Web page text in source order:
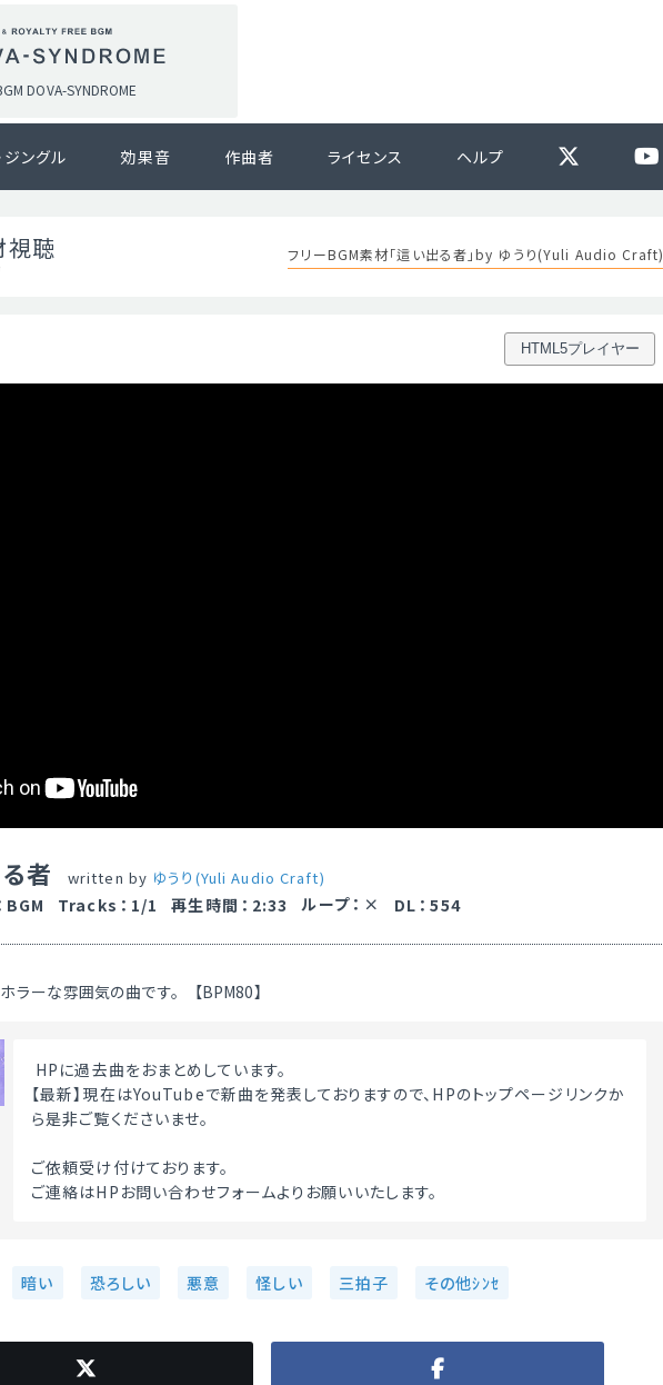
DOVA-SYNDROME
ジングル 効果音 作曲者 ライセンス ヘルプ
視聴 フリーBGM素材「這い出る者」by ゆうり(Yuli Audio Craft)
HTML5プレイヤー
者 written by ゆうり(Yuli Audio Craft)
BGM Tracks ： 1/1 再生時間 ： 2:33 ループ ： DL ： 554
ラーな雰囲気の曲です。【BPM80】
HPに過去曲をおまとめしています。
【最新】現在はYouTubeで新曲を発表しておりますので、HPのトップページリンクか
ら是非ご覧くださいませ。
ご依頼受け付けております。
ご連絡はHPお問い合わせフォームよりお願いいたします。
暗い 恐ろしい 悪意 怪しい 三拍子 その他ｼﾝｾ